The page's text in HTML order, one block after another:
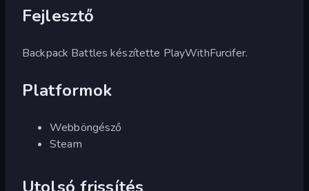
Fejlesztő
Backpack Battles készítette PlayWithFurcifer.
Platformok
Webböngésző
Steam